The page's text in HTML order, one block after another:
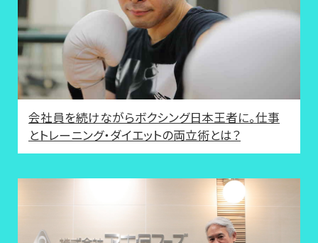
会社員を続けながらボクシング日本王者に。仕事
とトレーニング・ダイエットの両立術とは？